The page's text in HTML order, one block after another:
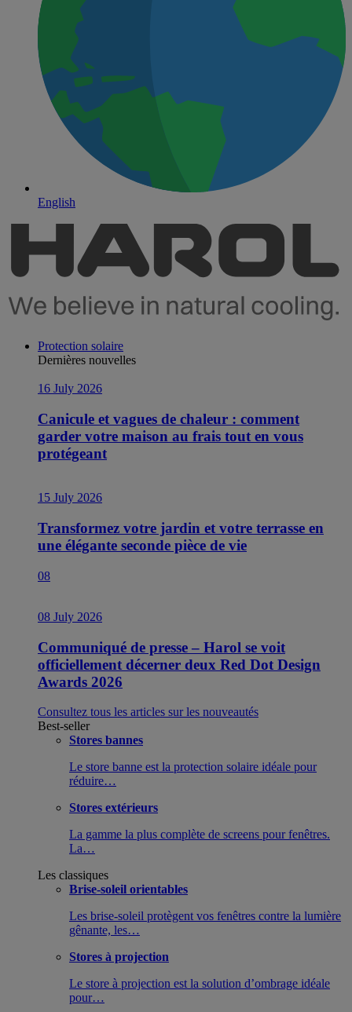
English
Protection solaire
Dernières nouvelles
16 July 2026
Canicule et vagues de chaleur : comment
garder votre maison au frais tout en vous
protégeant
15 July 2026
Transformez votre jardin et votre terrasse en
une élégante seconde pièce de vie
08
08 July 2026
Communiqué de presse – Harol se voit
officiellement décerner deux Red Dot Design
Awards 2026
Consultez tous les articles sur les nouveautés
Best-seller
Stores bannes
Le store banne est la protection solaire idéale pour
réduire…
Stores extérieurs
La gamme la plus complète de screens pour fenêtres.
La…
Les classiques
Brise-soleil orientables
Les brise-soleil protègent vos fenêtres contre la lumière
gênante, les…
Stores à projection
Le store à projection est la solution d’ombrage idéale
pour…